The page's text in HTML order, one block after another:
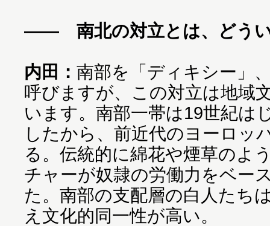
―― 南北の対立とは、どう
内田： 南部を「ディキシー」
呼びますが、この対立は地域
います。南部一帯は19世紀は
したから、前近代のヨーロッ
る。伝統的に綿花や煙草のよ
チャーが奴隷の労働力をベー
た。南部の支配層の白人たち
え文化的同一性が高い。